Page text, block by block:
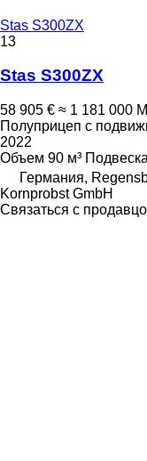
Stas S300ZX
13
Stas S300ZX
58 905 € ≈ 1 181 000
Полуприцеп с
2022
Объем 90 м³ Подвеска
Германия,
Kornprobst GmbH
Связаться с